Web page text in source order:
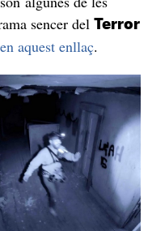
sencer del Terror
aquest enllaç.